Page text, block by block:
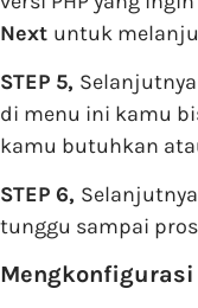
Next untuk
STEP 5,
di menu ini kamu
kamu butuhkan
STEP 6,
tunggu sampai
Mengkonfigurasi